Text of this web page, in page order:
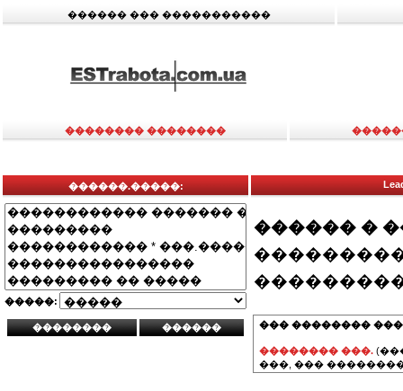
������ ��� �����������
�������� ��������
������.�����:
�����:
������ �
��� ��������
�������� ���.
���, ���